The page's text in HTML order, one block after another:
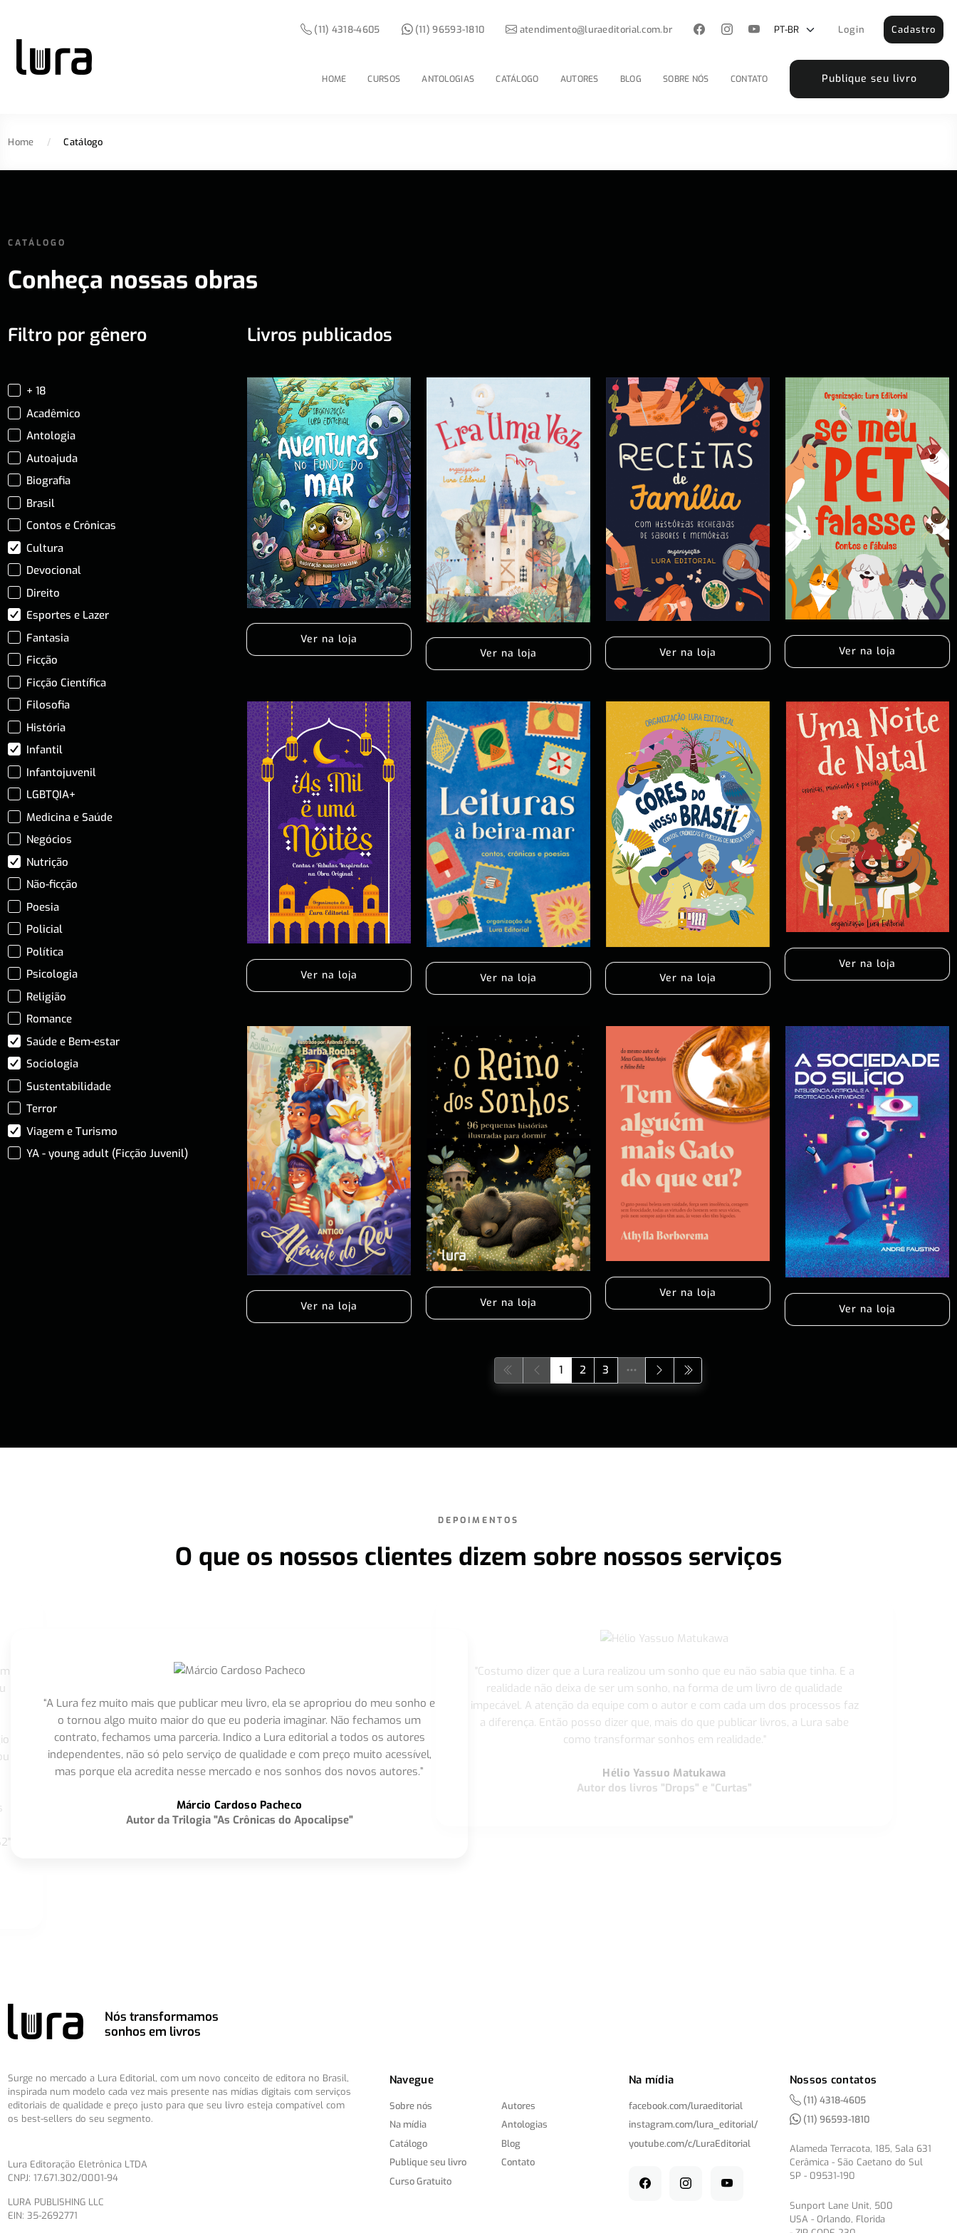
HOME CURSOS ANTOLOGIAS CATÁLOGO AUTORES BLOG SOBRE NÓS CONTATO Publique seu livro
(11) 4318-4605 (11) 96593-1810 atendimento@luraeditorial.com.br Login Cadastro
Home / Catálogo
CATÁLOGO
Conheça nossas obras
Filtro por gênero
+ 18
Acadêmico
Antologia
Autoajuda
Biografia
Brasil
Contos e Crônicas
Cultura
Devocional
Direito
Esportes e Lazer
Fantasia
Ficção
Ficção Científica
Filosofia
História
Infantil
Infantojuvenil
LGBTQIA+
Medicina e Saúde
Negócios
Nutrição
Não-ficção
Poesia
Policial
Política
Psicologia
Religião
Romance
Saúde e Bem-estar
Sociologia
Sustentabilidade
Terror
Viagem e Turismo
YA - young adult (Ficção Juvenil)
Livros publicados
Ver na loja
Ver na loja
Ver na loja Ver na loja
Ver na loja Ver na loja Ver na loja
Ver na loja
Ver na loja Ver na loja
Ver na loja
Ver na loja
1 2 3
DEPOIMENTOS
O que os nossos clientes dizem sobre nossos serviços
“A Lura fez muito mais que publicar meu livro, ela se apropriou do meu sonho e
o tornou algo muito maior do que eu poderia imaginar. Não fechamos um
contrato, fechamos uma parceria. Indico a Lura editorial a todos os autores
independentes, não só pelo serviço de qualidade e com preço muito acessível,
mas porque ela acredita nesse mercado e nos sonhos dos novos autores.”
Márcio Cardoso Pacheco
Autor da Trilogia "As Crônicas do Apocalipse"
"Costumo dizer que a Lura realizou um sonho que eu não sabia que tinha. E a
realidade não deixa de ser um sonho, na forma de um livro de qualidade
impecável. A atenção da equipe com o autor e com cada um dos processos faz
a diferença. Então posso dizer que, mais do que publicar livros, a Lura sabe
como transformar sonhos em realidade."
Hélio Yassuo Matukawa
Autor dos livros "Drops" e “Curtas”
Nós transformamos
sonhos em livros
Surge no mercado a Lura Editorial, com um novo conceito de editora no Brasil,
inspirada num modelo cada vez mais presente nas mídias digitais com serviços
editoriais de qualidade e preço justo para que seu livro esteja compatível com
os best-sellers do seu segmento.
Lura Editoração Eletrônica LTDA
CNPJ: 17.671.302/0001-94
LURA PUBLISHING LLC
EIN: 35-2692771
Navegue
Sobre nós
Na mídia
Catálogo
Publique seu livro
Curso Gratuito
Autores
Antologias
Blog
Contato
Na mídia
facebook.com/luraeditorial
instagram.com/lura_editorial/
youtube.com/c/LuraEditorial
Nossos contatos
(11) 4318-4605
(11) 96593-1810
Alameda Terracota, 185, Sala 631
Cerâmica - São Caetano do Sul
SP - 09531-190
Sunport Lane Unit, 500
USA - Orlando, Florida